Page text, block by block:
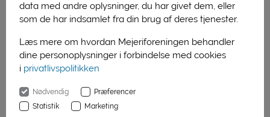
data med andre oplysninger, du har givet dem, eller
som de har indsamlet fra din brug af deres tjenester.
Læs mere om hvordan Mejeriforeningen behandler
dine personoplysninger i forbindelse med cookies
i privatlivspolitikken
Nødvendig
Præferencer
Statistik
Marketing
01. januar 2016